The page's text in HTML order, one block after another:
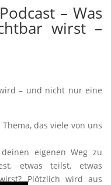
– Was
wirst –
– und nicht nur eine
das viele von uns
eigenen Weg zu
etwas teilst, etwas
Plötzlich wird aus